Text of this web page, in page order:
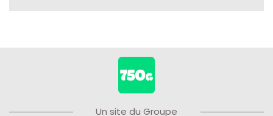
Un site du Groupe